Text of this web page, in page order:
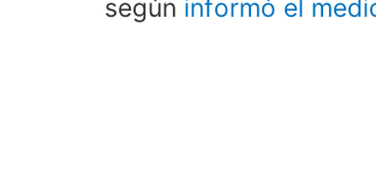
según informó el